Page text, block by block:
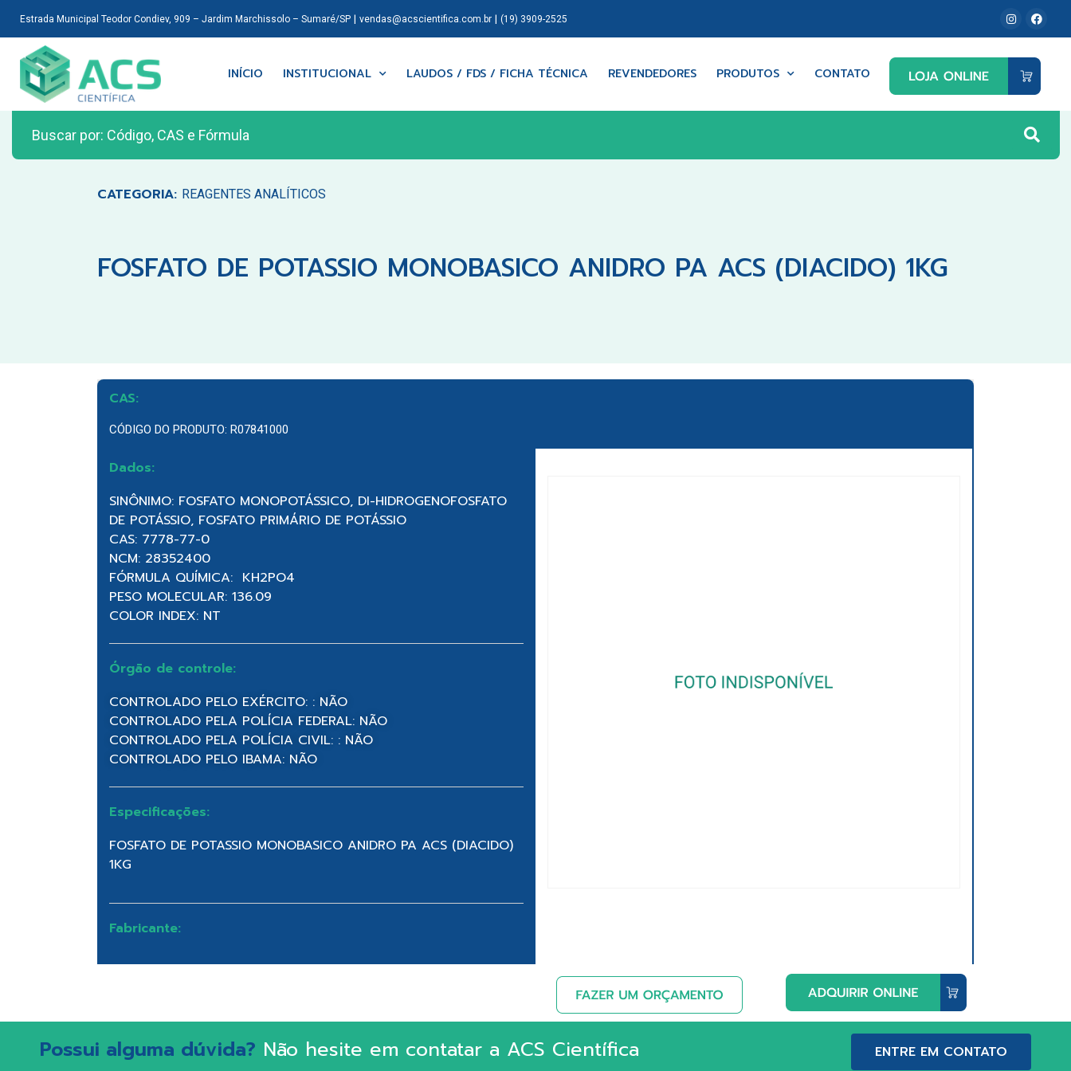
Estrada Municipal Teodor Condiev, 909 – Jardim Marchissolo – Sumaré/SP| vendas@acscientifica.com.br| (19) 3909-2525
INÍCIO INSTITUCIONAL LAUDOS / FDS / FICHA TÉCNICA REVENDEDORES PRODUTOS CONTATO
CATEGORIA: REAGENTES ANALÍTICOS
FOSFATO DE POTASSIO MONOBASICO ANIDRO PA ACS (DIACIDO) 1KG
CAS:
CÓDIGO DO PRODUTO: R07841000
Dados:
SINÔNIMO: FOSFATO MONOPOTÁSSICO, DI-HIDROGENOFOSFATO
DE POTÁSSIO, FOSFATO PRIMÁRIO DE POTÁSSIO
CAS: 7778-77-0
NCM: 28352400
FÓRMULA QUÍMICA: KH2PO4
PESO MOLECULAR: 136.09
COLOR INDEX: NT
Órgão de controle:
CONTROLADO PELO EXÉRCITO: : NÃO
CONTROLADO PELA POLÍCIA FEDERAL: NÃO
CONTROLADO PELA POLÍCIA CIVIL: : NÃO
CONTROLADO PELO IBAMA: NÃO
Especificações:
FOSFATO DE POTASSIO MONOBASICO ANIDRO PA ACS (DIACIDO)
1KG
Fabricante:
Possui alguma dúvida? Não hesite em contatar a ACS Científica ENTRE EM CONTATO